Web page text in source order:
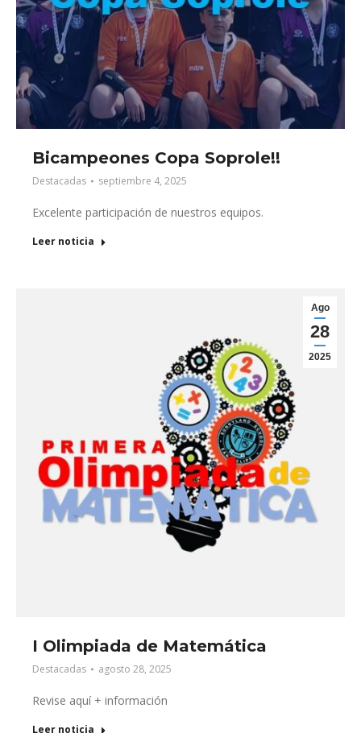
Bicampeones Copa Soprole!!
Destacadas septiembre 4, 2025
Excelente participación de nuestros equipos.
Leer noticia
Ago
28
2025
I Olimpiada de Matemática
Destacadas agosto 28, 2025
Revise aquí + información
Leer noticia